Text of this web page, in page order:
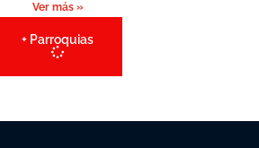
Ver más »
+ Parroquias